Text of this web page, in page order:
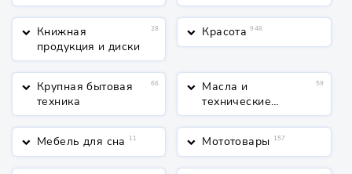
keyboard_arrow_down Книжная
продукция и диски
28 keyboard_arrow_down Красота 948
keyboard_arrow_down Крупная бытовая
техника
66 keyboard_arrow_down Масла и
технические
жидкости
59
keyboard_arrow_down Мебель для сна 11 keyboard_arrow_down Мототовары 157